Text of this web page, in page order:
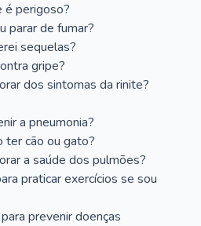
é perigoso?
parar de fumar?
sequelas?
gripe?
dos sintomas da rinite?
a pneumonia?
ter cão ou gato?
a saúde dos pulmões?
praticar exercícios se sou
prevenir doenças